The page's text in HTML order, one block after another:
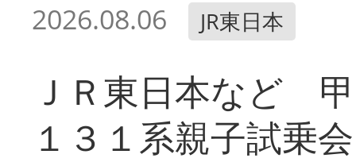
2026.08.06 JR東日本
ＪＲ東日本など
１３１系親子試乗会